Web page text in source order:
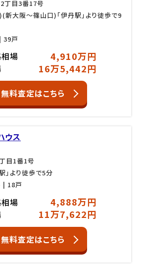
丁目3番17号
大阪～篠山口)「伊丹駅」より徒歩で9
| 39戸
場 4,910万円
16万5,442円
無料査定はこちら
ウス
目1番1号
」より徒歩で5分
| 18戸
場 4,888万円
11万7,622円
無料査定はこちら